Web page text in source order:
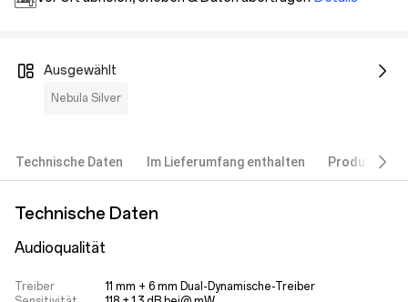
Ausgewählt
Nebula Silver
Technische Daten Im Lieferumfang enthalten
Technische Daten
Audioqualität
Treiber
11 mm + 6 mm Dual-Dynamische-Treiber